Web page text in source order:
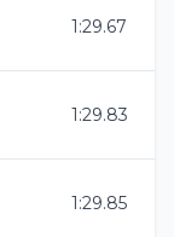
1:29.67
1:29.83
1:29.85